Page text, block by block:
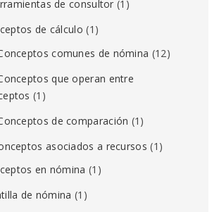
de consultor (1)
de cálculo (1)
comunes de nómina (12)
que operan entre
(1)
de comparación (1)
asociados a recursos (1)
en nómina (1)
de nómina (1)